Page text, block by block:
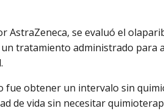
AstraZeneca, se evaluó el
un tratamiento administrado para
fue obtener un intervalo sin
de vida sin necesitar